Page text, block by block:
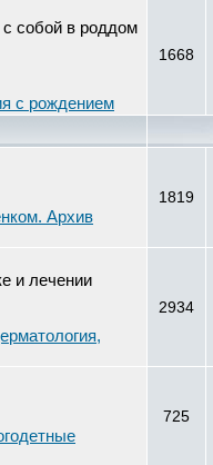
с собой в роддом
с рождением
1668
Архив
1819
и лечении
2934
725